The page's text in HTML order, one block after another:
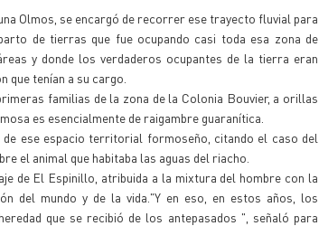
Olmos, se encargó de recorrer ese trayecto fluvial para
de tierras que fue ocupando casi toda esa zona de
y donde los verdaderos ocupantes de la tierra eran
tenían a su cargo.
familias de la zona de la Colonia Bouvier, a orillas
es esencialmente de raigambre guaranítica.
de ese espacio territorial formoseño, citando el caso del
el animal que habitaba las aguas del riacho.
de El Espinillo, atribuida a la mixtura del hombre con la
del mundo y de la vida."Y en eso, en estos años, los
que se recibió de los antepasados ", señaló para